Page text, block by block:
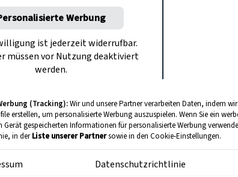
Werbung
ist jederzeit widerrufbar.
müssen vor Nutzung deaktiviert
werden.
(Tracking):Wir und unsere Partner verarbeiten Daten, indem
erstellen, um personalisierte Werbung auszuspielen. Wenn Sie ein
Gerät gespeicherten Informationen für personalisierte Werbung
in derListe unserer Partnersowie in den Cookie-Einstellungen.
Datenschutzrichtlinie